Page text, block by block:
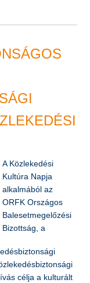
A Közlekedési
Kultúra Napja
alkalmából az
ORFK Országos
Balesetmegelőzési
Bizottság, a
célja a kulturált